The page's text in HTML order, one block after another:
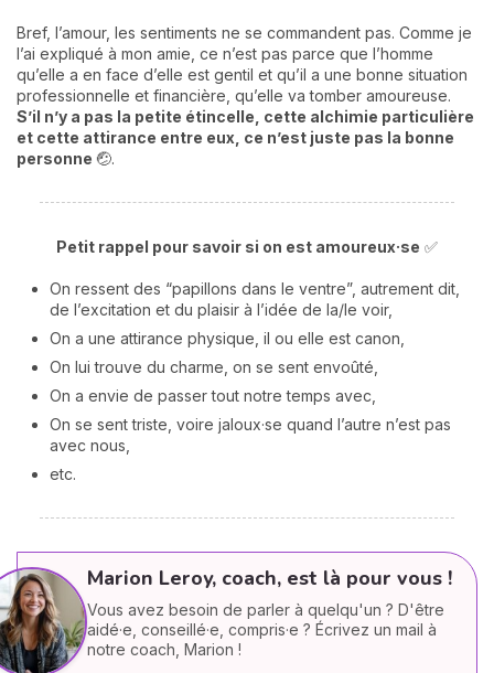
Bref, l’amour, les sentiments ne se commandent pas. Comme je
l’ai expliqué à mon amie, ce n’est pas parce que l’homme
qu’elle a en face d’elle est gentil et qu’il a une bonne situation
professionnelle et financière, qu’elle va tomber amoureuse.
S’il n’y a pas la petite étincelle, cette alchimie particulière
et cette attirance entre eux, ce n’est juste pas la bonne
personne 🤕.
Petit rappel pour savoir si on est amoureux·se ✅
On ressent des “papillons dans le ventre”, autrement dit,
de l’excitation et du plaisir à l’idée de la/le voir,
On a une attirance physique, il ou elle est canon,
On lui trouve du charme, on se sent envoûté,
On a envie de passer tout notre temps avec,
On se sent triste, voire jaloux·se quand l’autre n’est pas
avec nous,
etc.
Marion Leroy, coach, est là pour vous !
Vous avez besoin de parler à quelqu'un ? D'être
aidé·e, conseillé·e, compris·e ? Écrivez un mail à
notre coach, Marion !